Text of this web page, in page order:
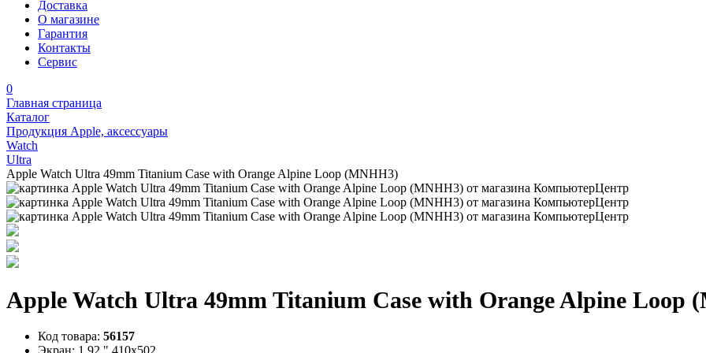
Доставка
О магазине
Гарантия
Контакты
Сервис
0
Главная страница
Каталог
Продукция Apple, аксессуары
Watch
Ultra
Apple Watch Ultra 49mm Titanium Case with Orange Alpine Loop (MNHH3)
Apple Watch Ultra 49mm Titanium Case with Orange Alpine Loop
Код товара: 56157